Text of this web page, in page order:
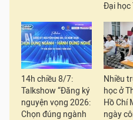
Đại học
14h chiều 8/7:
Talkshow “Đăng ký
nguyện vọng 2026:
Chọn đúng ngành
Nhiều
học ở
Hồ Chí
ngày